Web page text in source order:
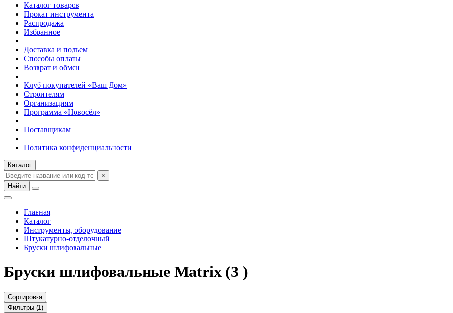
Каталог товаров
Прокат инструмента
Распродажа
Избранное
Доставка и подъем
Способы оплаты
Возврат и обмен
Клуб покупателей «Ваш Дом»
Строителям
Организациям
Программа «Новосёл»
Поставщикам
Политика конфиденциальности
Каталог
×
Найти
Главная
Каталог
Инструменты, оборудование
Штукатурно-отделочный
Бруски шлифовальные
Бруски шлифовальные Matrix (3 )
Сортировка
Фильтры (1)